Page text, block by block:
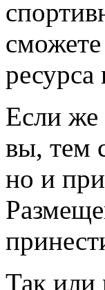
Если же
вы, тем
но и
Так или